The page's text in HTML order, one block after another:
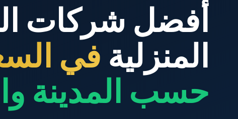
أفضل شركات
المنزلية في
حسب المدينة